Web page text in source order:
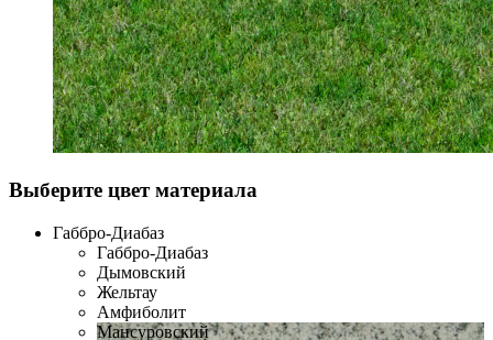
Выберите цвет материала
Габбро-Диабаз
Габбро-Диабаз
Дымовский
Жельтау
Амфиболит
Мансуровский